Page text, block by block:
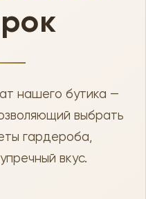
нашего бутика —
выбрать
гардероба,
вкус.